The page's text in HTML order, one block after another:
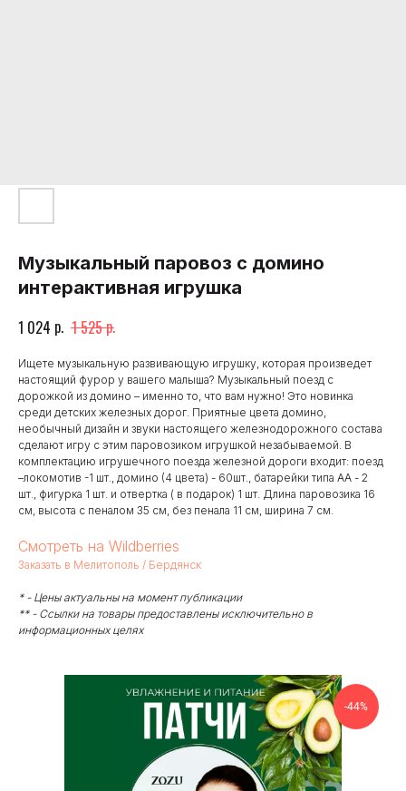
Музыкальный паровоз с домино
интерактивная игрушка
1 024 р. 1 525р.
Ищете музыкальную развивающую игрушку, которая произведет
настоящий фурор у вашего малыша? Музыкальный поезд с
дорожкой из домино – именно то, что вам нужно! Это новинка
среди детских железных дорог. Приятные цвета домино,
необычный дизайн и звуки настоящего железнодорожного состава
сделают игру с этим паровозиком игрушкой незабываемой. В
комплектацию игрушечного поезда железной дороги входит: поезд
–локомотив -1 шт., домино (4 цвета) - 60шт., батарейки типа АА - 2
шт., фигурка 1 шт. и отвертка ( в подарок) 1 шт. Длина паровозика 16
см, высота с пеналом 35 см, без пенала 11 см, ширина 7 см.
Смотреть на Wildberries
Заказать в Мелитополь / Бердянск
* - Цены актуальны на момент публикации
** - Ссылки на товары предоставлены исключительно в
информационных целях
-44%